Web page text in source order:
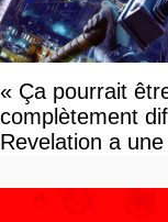
« Ça pourrait
complètement
Revelation a